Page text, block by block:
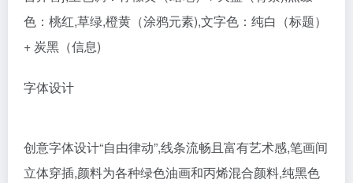
色：桃红,草绿,橙黄（涂鸦元素),文字色：纯白（标题）
+ 炭黑（信息)
字体设计
创意字体设计“自由律动”,线条流畅且富有艺术感,笔画间
立体穿插,颜料为各种绿色油画和丙烯混合颜料,纯黑色